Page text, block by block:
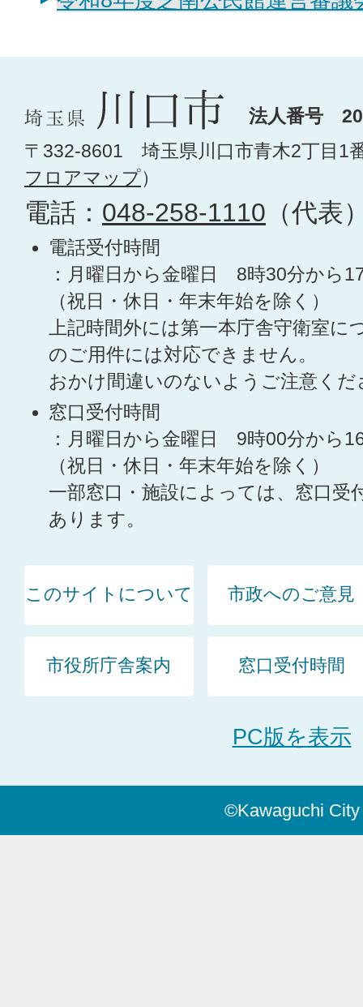
法人番号
〒332-8601 埼玉県川口市青木2丁目1
フロアマップ）
電話： 048-258-1110 （代表
電話受付時間
：月曜日から金曜日 8時30分から
（祝日・休日・年末年始を除く）
上記時間外には第一本庁舎守衛室に
のご用件には対応できません。
おかけ間違いのないようご注意くだ
窓口受付時間
：月曜日から金曜日 9時00分から
（祝日・休日・年末年始を除く）
一部窓口・施設によっては、窓口受
あります。
このサイトについて 市政へのご意見
市役所庁舎案内 窓口受付時間
PC版を表示
©Kawaguchi City